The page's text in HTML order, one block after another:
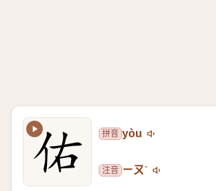
拼音 yòu
注音 ㄧㄡˋ